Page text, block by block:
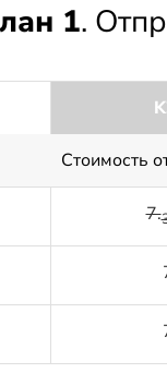
1.
Стоимость
7.